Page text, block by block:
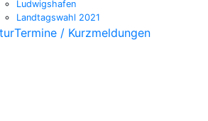
Ludwigshafen
Landtagswahl 2021
Termine / Kurzmeldungen